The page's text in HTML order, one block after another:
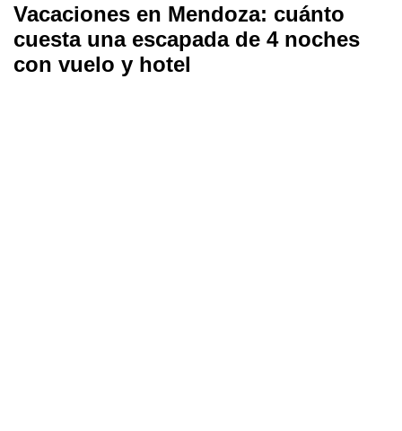
Vacaciones en Mendoza: cuánto
cuesta una escapada de 4 noches
con vuelo y hotel